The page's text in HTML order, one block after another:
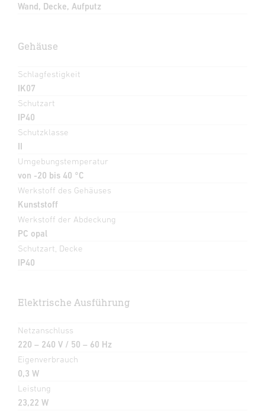
Wand, Decke, Aufputz
Gehäuse
Schlagfestigkeit
IK07
Schutzart
IP40
Schutzklasse
II
Umgebungstemperatur
von -20 bis 40 °C
Werkstoff des Gehäuses
Kunststoff
Werkstoff der Abdeckung
PC opal
Schutzart, Decke
IP40
Elektrische Ausführung
Netzanschluss
220 – 240 V / 50 – 60 Hz
Eigenverbrauch
0,3 W
Leistung
23,22 W